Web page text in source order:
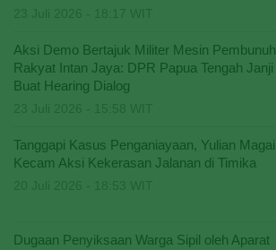
Aksi Demo Bertajuk Militer Mesin Pembunuh
Rakyat Intan Jaya: DPR Papua Tengah Janji
Buat Hearing Dialog
Tanggapi Kasus Penganiayaan, Yulian Magai
Kecam Aksi Kekerasan Jalanan di Timika
Dugaan Penyiksaan Warga Sipil oleh Aparat